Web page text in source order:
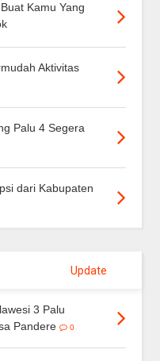
Kamu Yang
Aktivitas
Palu 4 Segera
dari Kabupaten
Update
3 Palu
Pandere
0